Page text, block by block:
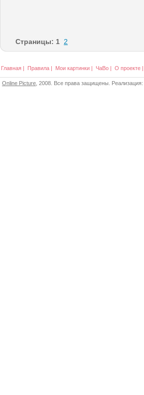
Страницы: 1 2
Главная | Правила | Мои картинки | ЧаВо | О проекте |
Online Picture , 2008. Все права защищены. Реализация: